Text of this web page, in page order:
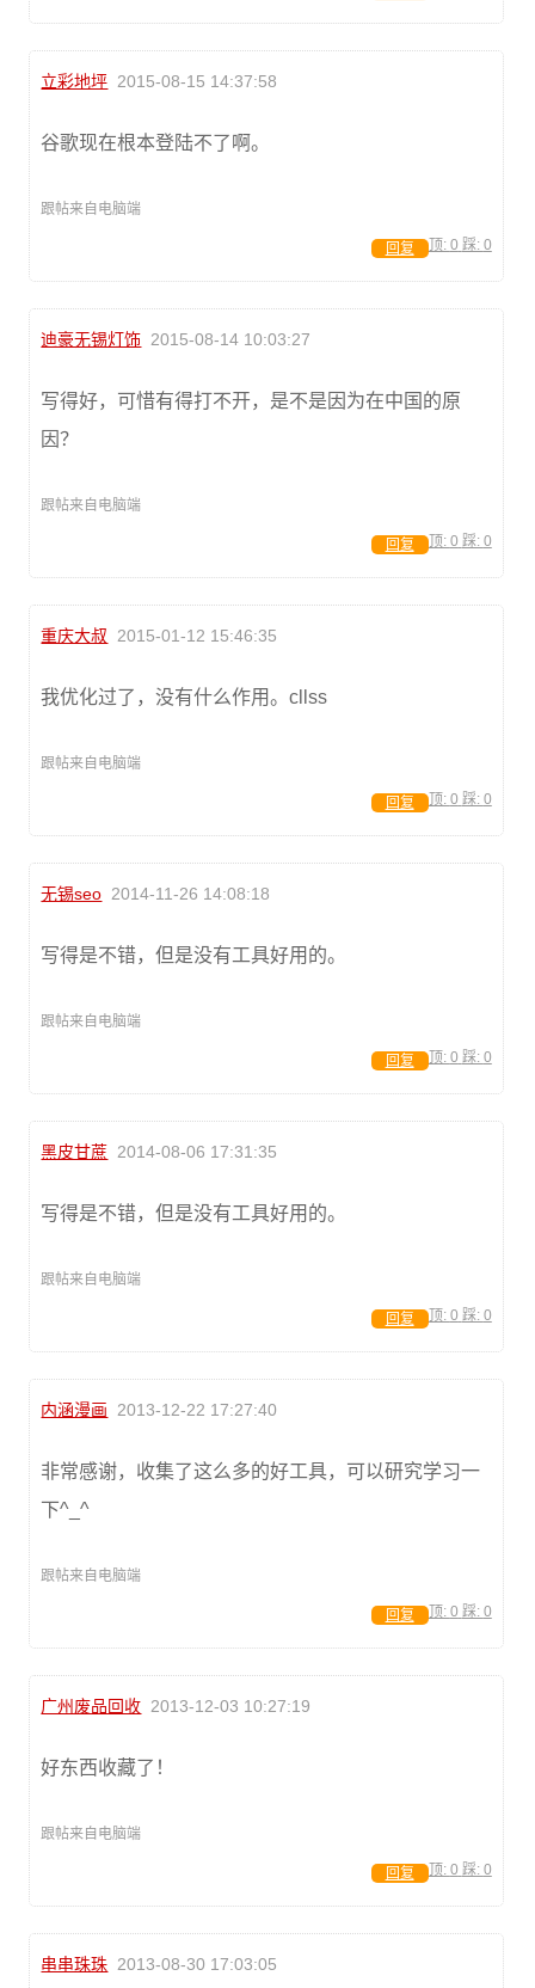
立彩地坪 2015-08-15 14:37:58
谷歌现在根本登陆不了啊。
跟帖来自电脑端
顶: 0 踩: 0
回复
迪豪无锡灯饰 2015-08-14 10:03:27
写得好，可惜有得打不开，是不是因为在中国的原
因？
跟帖来自电脑端
顶: 0 踩: 0
回复
重庆大叔 2015-01-12 15:46:35
我优化过了，没有什么作用。cllss
跟帖来自电脑端
顶: 0 踩: 0
回复
无锡seo 2014-11-26 14:08:18
写得是不错，但是没有工具好用的。
跟帖来自电脑端
顶: 0 踩: 0
回复
黑皮甘蔗 2014-08-06 17:31:35
写得是不错，但是没有工具好用的。
跟帖来自电脑端
顶: 0 踩: 0
回复
内涵漫画 2013-12-22 17:27:40
非常感谢，收集了这么多的好工具，可以研究学习一
下^_^
跟帖来自电脑端
顶: 0 踩: 0
回复
广州废品回收 2013-12-03 10:27:19
好东西收藏了！
跟帖来自电脑端
顶: 0 踩: 0
回复
串串珠珠 2013-08-30 17:03:05